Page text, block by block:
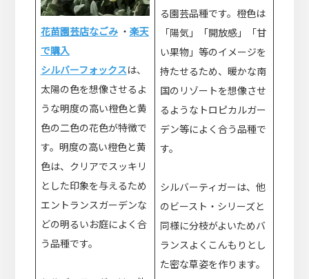
花苗園芸店なごみ・ 楽天
で購入
シルバーフォックスは、
太陽の色を想像させるよ
うな明度の高い橙色と黄
色の二色の花色が特徴で
す。明度の高い橙色と黄
色は、クリアでスッキリ
とした印象を与えるため
エントランスガーデンな
どの明るいお庭によく合
う品種です。
る園芸品種です。橙色は
「陽気」「開放感」「甘
い果物」等のイメージを
持たせるため、暖かな南
国のリゾートを想像させ
るようなトロピカルガー
デン等によく合う品種で
す。
シルバーティガーは、他
のビースト・シリーズと
同様に分枝がよいためバ
ランスよくこんもりとし
た密な草姿を作ります。